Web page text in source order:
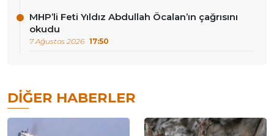
MHP’li Feti Yıldız Abdullah Öcalan’ın çağrısını
okudu
7 Ağustos 2026 17:50
DIĞER HABERLER